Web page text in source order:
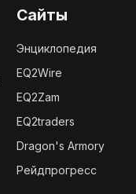
Сайты
Энциклопедия
EQ2Wire
EQ2Zam
EQ2traders
Dragon's Armory
Рейдпрогресс